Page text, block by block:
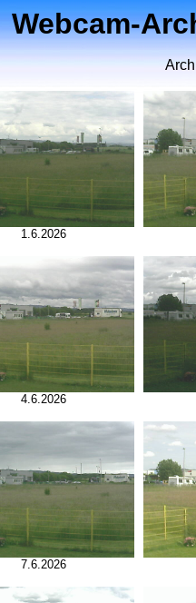
Webcam-
1.6.2026
4.6.2026
7.6.2026